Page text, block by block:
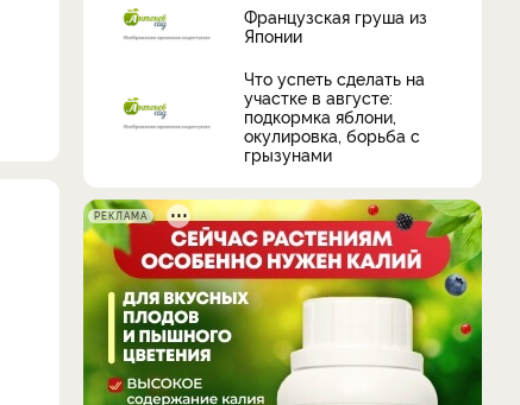
Французская груша из
Японии
Что успеть сделать на
участке в августе:
подкормка яблони,
окулировка, борьба с
грызунами
РЕКЛАМА